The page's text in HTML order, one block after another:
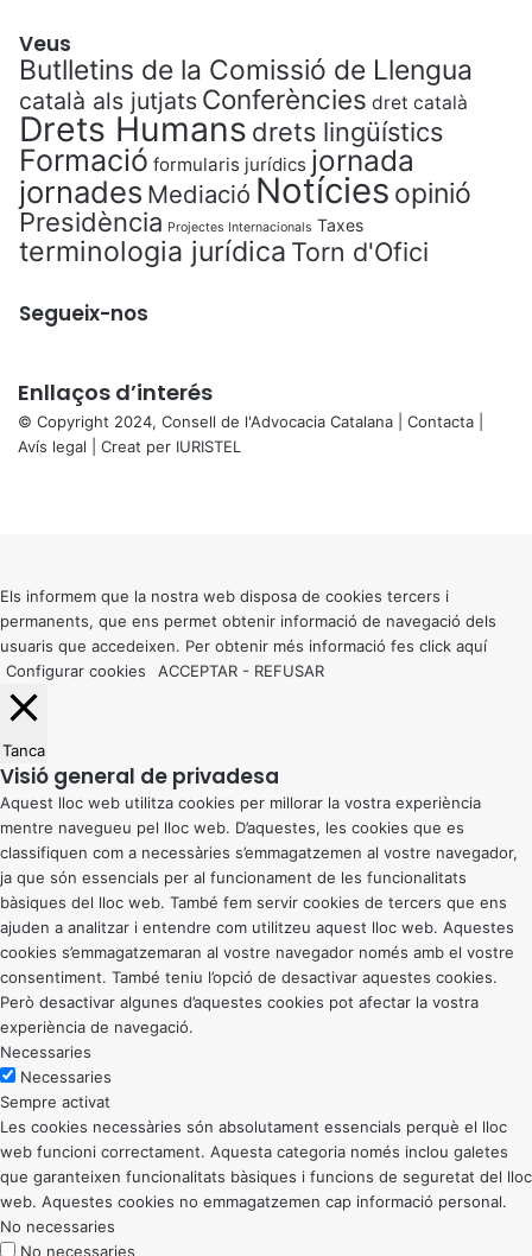
Veus
Butlletins de la Comissió de Llengua
català als jutjats Conferències dret català
Drets Humans drets lingüístics
Formació formularis jurídics jornada
jornades Mediació Notícies opinió
Presidència Projectes Internacionals Taxes
terminologia jurídica Torn d'Ofici
Segueix-nos
Enllaços d’interés
© Copyright 2024, Consell de l'Advocacia Catalana | Contacta
Avís legal | Creat per IURISTEL
button
Els informem que la nostra web disposa de cookies tercers i
permanents, que ens permet obtenir informació de navegació dels
usuaris que accedeixen. Per obtenir més informació fes click aquí
Configurar cookies
ACCEPTAR - REFUSAR
Tanca
Visió general de privadesa
Aquest lloc web utilitza cookies per millorar la vostra experiència
mentre navegueu pel lloc web. D’aquestes, les cookies que es
classifiquen com a necessàries s’emmagatzemen al vostre navegador,
ja que són essencials per al funcionament de les funcionalitats
bàsiques del lloc web. També fem servir cookies de tercers que ens
ajuden a analitzar i entendre com utilitzeu aquest lloc web. Aquestes
cookies s’emmagatzemaran al vostre navegador només amb el vostre
consentiment. També teniu l’opció de desactivar aquestes cookies.
Però desactivar algunes d’aquestes cookies pot afectar la vostra
experiència de navegació.
Necessaries
Necessaries
Sempre activat
Les cookies necessàries són absolutament essencials perquè el lloc
web funcioni correctament. Aquesta categoria només inclou galetes
que garanteixen funcionalitats bàsiques i funcions de seguretat del lloc
web. Aquestes cookies no emmagatzemen cap informació personal.
No necessaries
No necessaries